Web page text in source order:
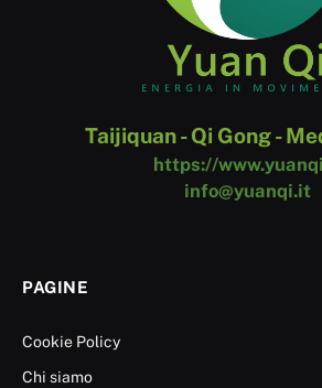
Taijiquan - Qi Gong -
https://
info@yuanqi.it
PAGINE
Cookie Policy
Chi siamo